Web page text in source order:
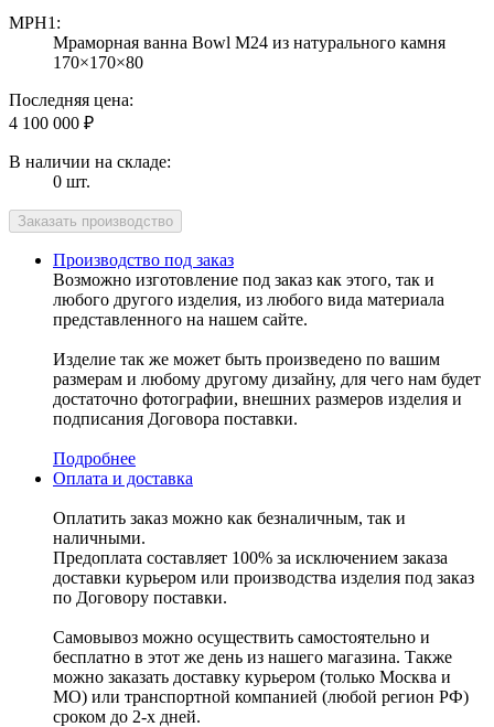
MPH1:
Мраморная ванна Bowl M24 из натурального камня
170×170×80
Последняя цена:
4 100 000 ₽
В наличии на складе:
0 шт.
Производство под заказ
Возможно изготовление под заказ как этого, так и
любого другого изделия, из любого вида материала
представленного на нашем сайте.
Изделие так же может быть произведено по вашим
размерам и любому другому дизайну, для чего нам будет
достаточно фотографии, внешних размеров изделия и
подписания Договора поставки.
Подробнее
Оплата и доставка
Оплатить заказ можно как безналичным, так и
наличными.
Предоплата составляет 100% за исключением заказа
доставки курьером или производства изделия под заказ
по Договору поставки.
Самовывоз можно осуществить самостоятельно и
бесплатно в этот же день из нашего магазина. Также
можно заказать доставку курьером (только Москва и
МО) или транспортной компанией (любой регион РФ)
сроком до 2-х дней.